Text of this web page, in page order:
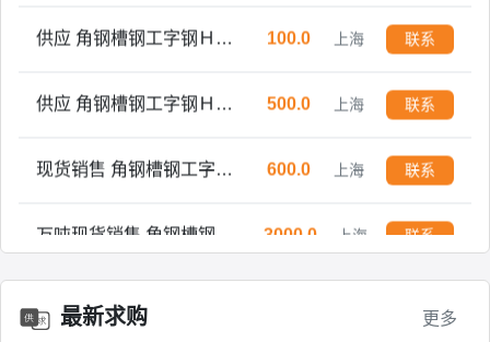
100.0 上海 联系
500.0 上海 联系
600.0 上海 联系
3000.0 上海 联系
最新求购 更多
求购T10A碳素工具钢 联系